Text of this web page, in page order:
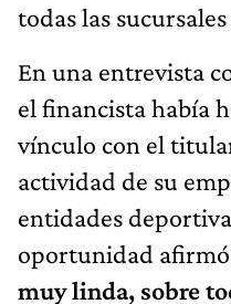
todas las
En una entrevista
el financista había
vínculo con el
actividad de su
entidades
oportunidad
muy linda, sobre